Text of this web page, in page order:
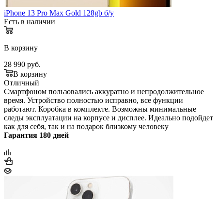
iPhone 13 Pro Max Gold 128gb б/у
Есть в наличии
В корзину
28 990 руб.
В корзину
Отличный
Смартфоном пользовались аккуратно и непродолжительное
время. Устройство полностью исправно, все функции
работают. Коробка в комплекте. Возможны минимальные
следы эксплуатации на корпусе и дисплее. Идеально подойдет
как для себя, так и на подарок близкому человеку
Гарантия 180 дней